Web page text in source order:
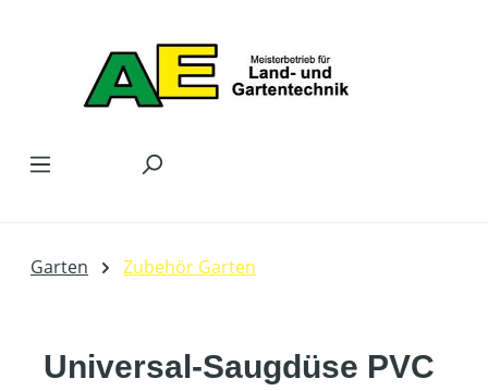
Garten Zubehör Garten
Universal-Saugdüse PVC